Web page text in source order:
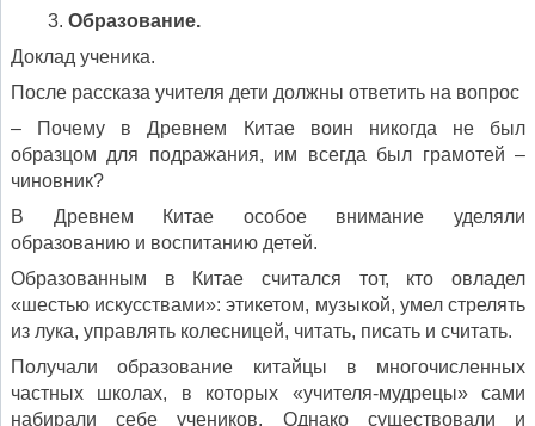
Образование.
Доклад ученика.
После рассказа учителя дети должны ответить на вопрос
– Почему в Древнем Китае воин никогда не был
образцом для подражания, им всегда был грамотей –
чиновник?
В Древнем Китае особое внимание уделяли
образованию и воспитанию детей.
Образованным в Китае считался тот, кто овладел
«шестью искусствами»: этикетом, музыкой, умел стрелять
из лука, управлять колесницей, читать, писать и считать.
Получали образование китайцы в многочисленных
частных школах, в которых «учителя-мудрецы» сами
набирали себе учеников. Однако существовали и